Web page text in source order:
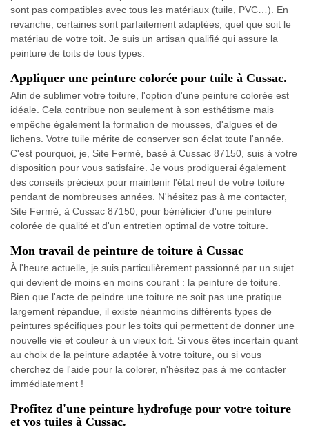
sont pas compatibles avec tous les matériaux (tuile, PVC…). En
revanche, certaines sont parfaitement adaptées, quel que soit le
matériau de votre toit. Je suis un artisan qualifié qui assure la
peinture de toits de tous types.
Appliquer une peinture colorée pour tuile à Cussac.
Afin de sublimer votre toiture, l'option d'une peinture colorée est
idéale. Cela contribue non seulement à son esthétisme mais
empêche également la formation de mousses, d'algues et de
lichens. Votre tuile mérite de conserver son éclat toute l'année.
C'est pourquoi, je, Site Fermé, basé à Cussac 87150, suis à votre
disposition pour vous satisfaire. Je vous prodiguerai également
des conseils précieux pour maintenir l'état neuf de votre toiture
pendant de nombreuses années. N'hésitez pas à me contacter,
Site Fermé, à Cussac 87150, pour bénéficier d'une peinture
colorée de qualité et d'un entretien optimal de votre toiture.
Mon travail de peinture de toiture à Cussac
À l'heure actuelle, je suis particulièrement passionné par un sujet
qui devient de moins en moins courant : la peinture de toiture.
Bien que l'acte de peindre une toiture ne soit pas une pratique
largement répandue, il existe néanmoins différents types de
peintures spécifiques pour les toits qui permettent de donner une
nouvelle vie et couleur à un vieux toit. Si vous êtes incertain quant
au choix de la peinture adaptée à votre toiture, ou si vous
cherchez de l'aide pour la colorer, n'hésitez pas à me contacter
immédiatement !
Profitez d'une peinture hydrofuge pour votre toiture
et vos tuiles à Cussac.